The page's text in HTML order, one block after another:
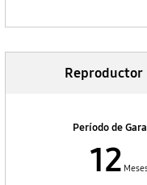
Reproductor
Período de
12